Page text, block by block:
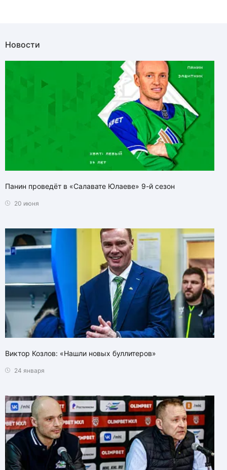
Новости
Панин проведёт в «Салавате Юлаеве» 9-й сезон
20 июня
Виктор Козлов: «Нашли новых буллитеров»
24 января